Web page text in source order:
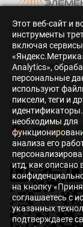
Интернет-магазин
«Элемент света».
светодиодной
Политика
Этот веб-сайт и
инструменты
включая
Analytics»,
персональные
используют
пиксели, теги и
идентификаторы.
необходимы для
анализа его
итд, как описано
на кнопку
соглашаетесь с
указанных
подтверждаете